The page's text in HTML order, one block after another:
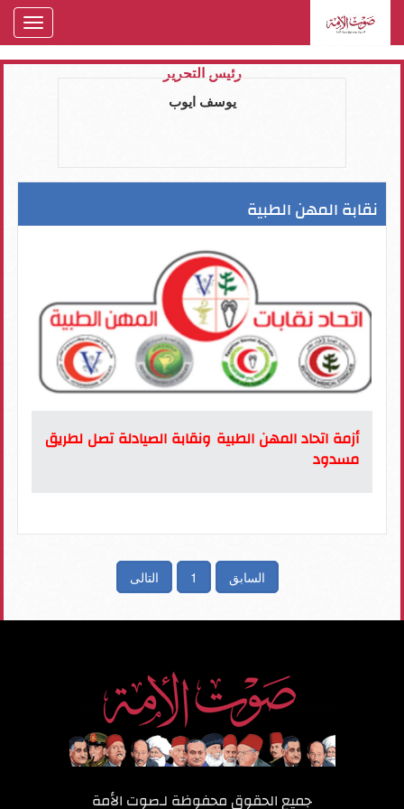
رئيس التحرير
يوسف ايوب
نقابة المهن الطبية
أزمة اتحاد المهن الطبية ونقابة الصيادلة تصل لطريق
مسدود
السابق 1 التالى
جميع الحقوق محفوظة لـصوت الأمة